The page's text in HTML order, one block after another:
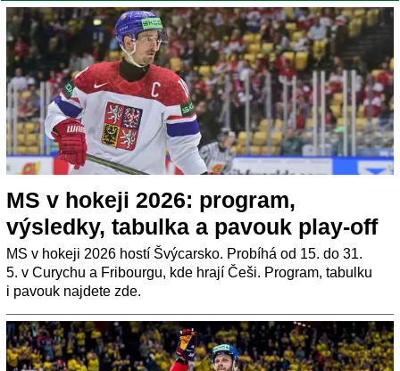
MS v hokeji 2026: program,
výsledky, tabulka a pavouk play-off
MS v hokeji 2026 hostí Švýcarsko. Probíhá od 15. do 31.
5. v Curychu a Fribourgu, kde hrají Češi. Program, tabulku
i pavouk najdete zde.